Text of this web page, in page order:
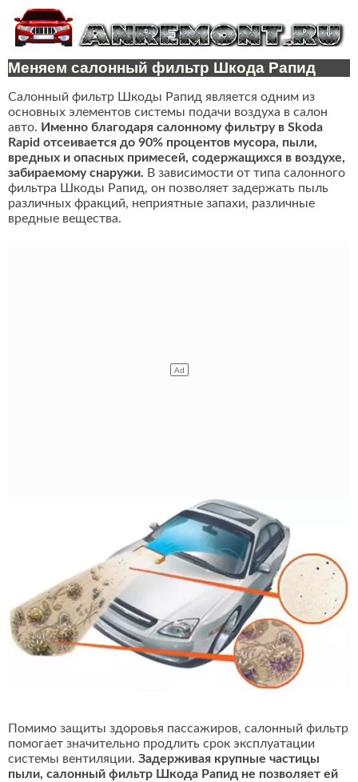
Меняем салонный фильтр Шкода Рапид
Салонный фильтр Шкоды Рапид является одним из
основных элементов системы подачи воздуха в салон
авто. Именно благодаря салонному фильтру в Skoda
Rapid отсеивается до 90% процентов мусора, пыли,
вредных и опасных примесей, содержащихся в воздухе,
забираемому снаружи. В зависимости от типа салонного
фильтра Шкоды Рапид, он позволяет задержать пыль
различных фракций, неприятные запахи, различные
вредные вещества.
Помимо защиты здоровья пассажиров, салонный фильтр
помогает значительно продлить срок эксплуатации
системы вентиляции. Задерживая крупные частицы
пыли, салонный фильтр Шкода Рапид не позволяет ей